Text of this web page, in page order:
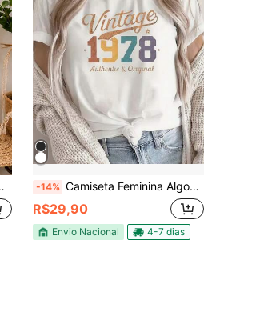
-14% Camiseta Feminina Algodão Estampa Vintage 1978 – Retrô Casual Estilosa
R$29,90
Envio Nacional 4-7 dias